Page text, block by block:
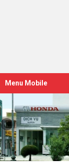
Menu Mobile